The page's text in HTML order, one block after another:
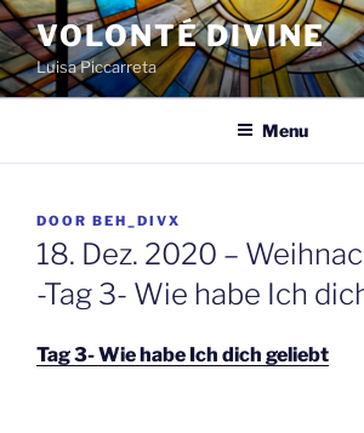
Spring
naar
de
inhoud
VOLONTÉ DIVINE
Luisa Piccarreta
Menu
GEPLAATST
OP
DOOR BEH_DIVX
18. Dez. 2020 –
-Tag 3- Wie habe Ich
Tag 3- Wie habe Ich dich geliebt